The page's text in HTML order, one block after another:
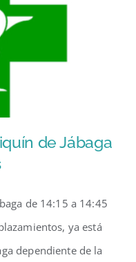
botiquín de
14:45 horas
de Jábaga
de 14:15 a 14:45
ya está
dependiente de la